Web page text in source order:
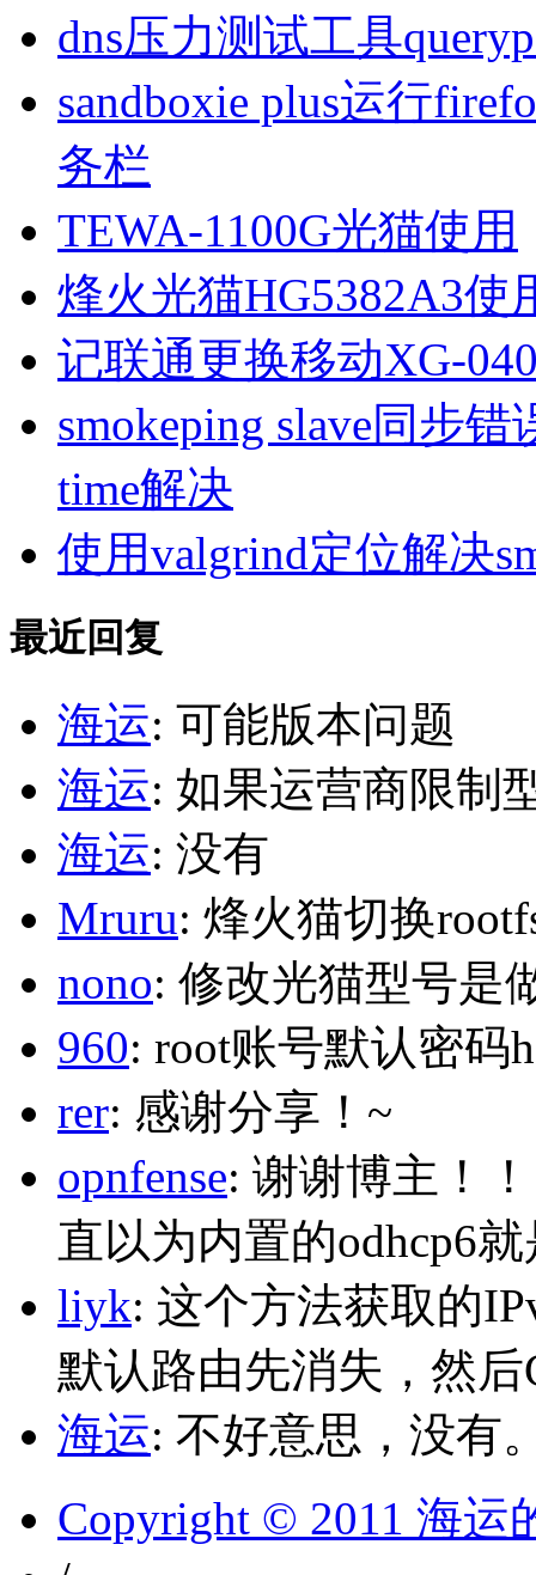
dns压力测试工具
sandboxie plus运行
务栏
TEWA-1100G光猫使用
烽火光猫HG5382A3使
记联通更换移动XG-
smokeping slave同步错
time解决
使用valgrind定位解决
最近回复
海运: 可能版本问题
海运: 如果运营商限制
海运: 没有
Mruru: 烽火猫切换
nono: 修改光猫型号是
960: root账号默认密码
rer: 感谢分享！~
opnfense: 谢谢博主！
直以为内置的odhcp6
liyk: 这个方法获取的
默认路由先消失，然
海运: 不好意思，没有
Copyright © 2011 海运